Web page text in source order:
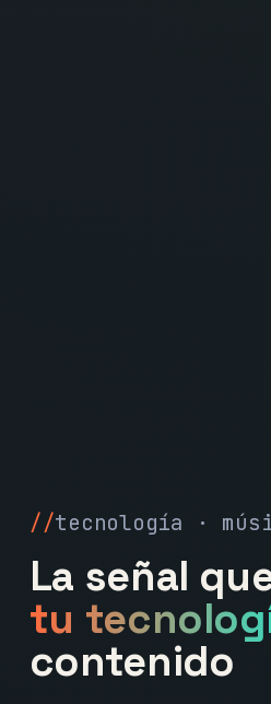
tecnología ·
La señal
tu
contenido